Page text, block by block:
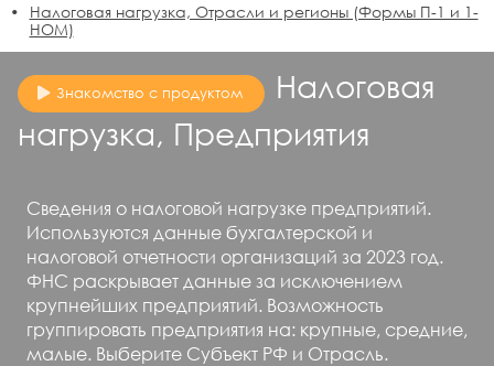
Налоговая нагрузка, Отрасли и регионы (Формы П-1 и 1-
НОМ)
Знакомство с продуктом
Налоговая
нагрузка, Предприятия
Сведения о налоговой нагрузке предприятий.
Используются данные бухгалтерской и
налоговой отчетности организаций за 2023 год.
ФНС раскрывает данные за исключением
крупнейших предприятий. Возможность
группировать предприятия на: крупные, средние,
малые. Выберите Субъект РФ и Отрасль.